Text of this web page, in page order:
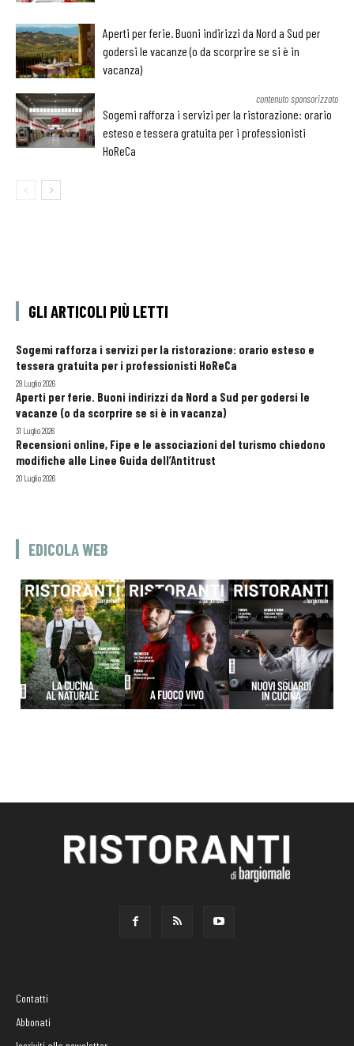
Aperti per ferie. Buoni indirizzi da Nord a Sud per
godersi le vacanze (o da scorprire se si è in
vacanza)
contenuto sponsorizzato
Sogemi rafforza i servizi per la ristorazione: orario
esteso e tessera gratuita per i professionisti
HoReCa
GLI ARTICOLI PIÙ LETTI
Sogemi rafforza i servizi per la ristorazione: orario esteso e
tessera gratuita per i professionisti HoReCa
29 Luglio 2026
Aperti per ferie. Buoni indirizzi da Nord a Sud per godersi le
vacanze (o da scorprire se si è in vacanza)
31 Luglio 2026
Recensioni online, Fipe e le associazioni del turismo chiedono
modifiche alle Linee Guida dell’Antitrust
20 Luglio 2026
EDICOLA WEB
Contatti
Abbonati